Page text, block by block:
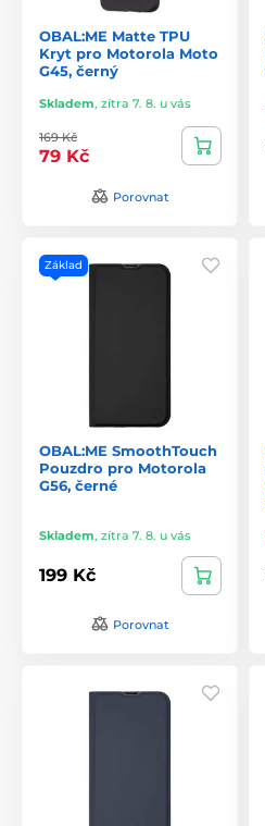
OBAL:ME Matte TPU
Kryt pro Motorola Moto
G45, černý
Skladem, zítra 7. 8. u vás
169 Kč
79 Kč
Porovnat
Základ
OBAL:ME SmoothTouch
Pouzdro pro Motorola
G56, černé
Skladem, zítra 7. 8. u vás
199 Kč
Porovnat